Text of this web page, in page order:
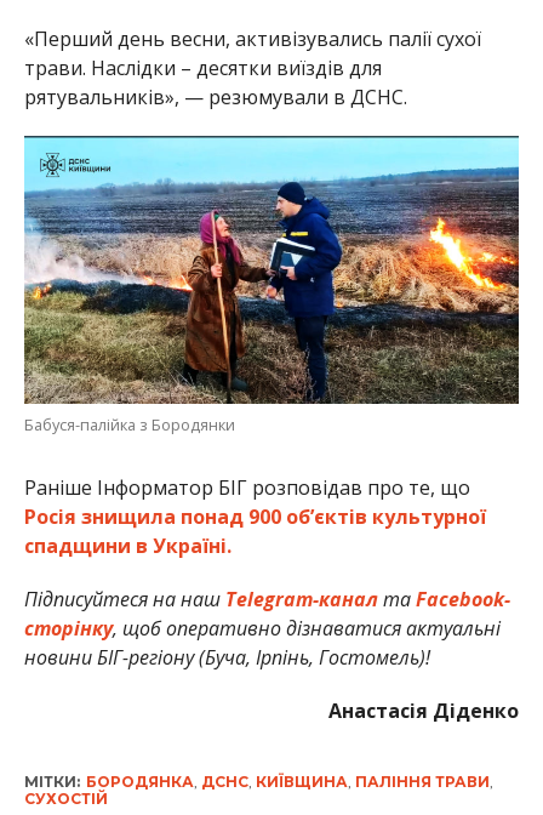
«Перший день весни, активізувались палії сухої
трави. Наслідки – десятки виїздів для
рятувальників», — резюмували в ДСНС.
Бабуся-палійка з Бородянки
Раніше Інформатор БІГ розповідав про те, що
Росія знищила понад 900 обʼєктів культурної
спадщини в Україні.
Підписуйтеся на наш Telegram-канал таFacebook-
сторінку, щоб оперативно дізнаватися актуальні
новини БІГ-регіону (Буча, Ірпінь, Гостомель)!
Анастасія Діденко
МІТКИ: БОРОДЯНКА ДСНС, КИЇВЩИНА ПАЛІННЯ ТРАВИ
СУХОСТІЙ